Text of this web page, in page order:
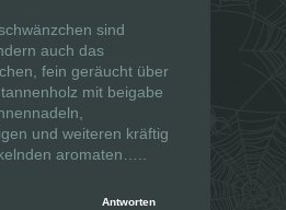
sind
auch das
fein geräucht über
mit beigabe
und weiteren kräftig
aromaten…..
Antworten